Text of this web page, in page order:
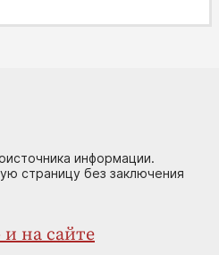
информации.
страницу без заключения
на сайте